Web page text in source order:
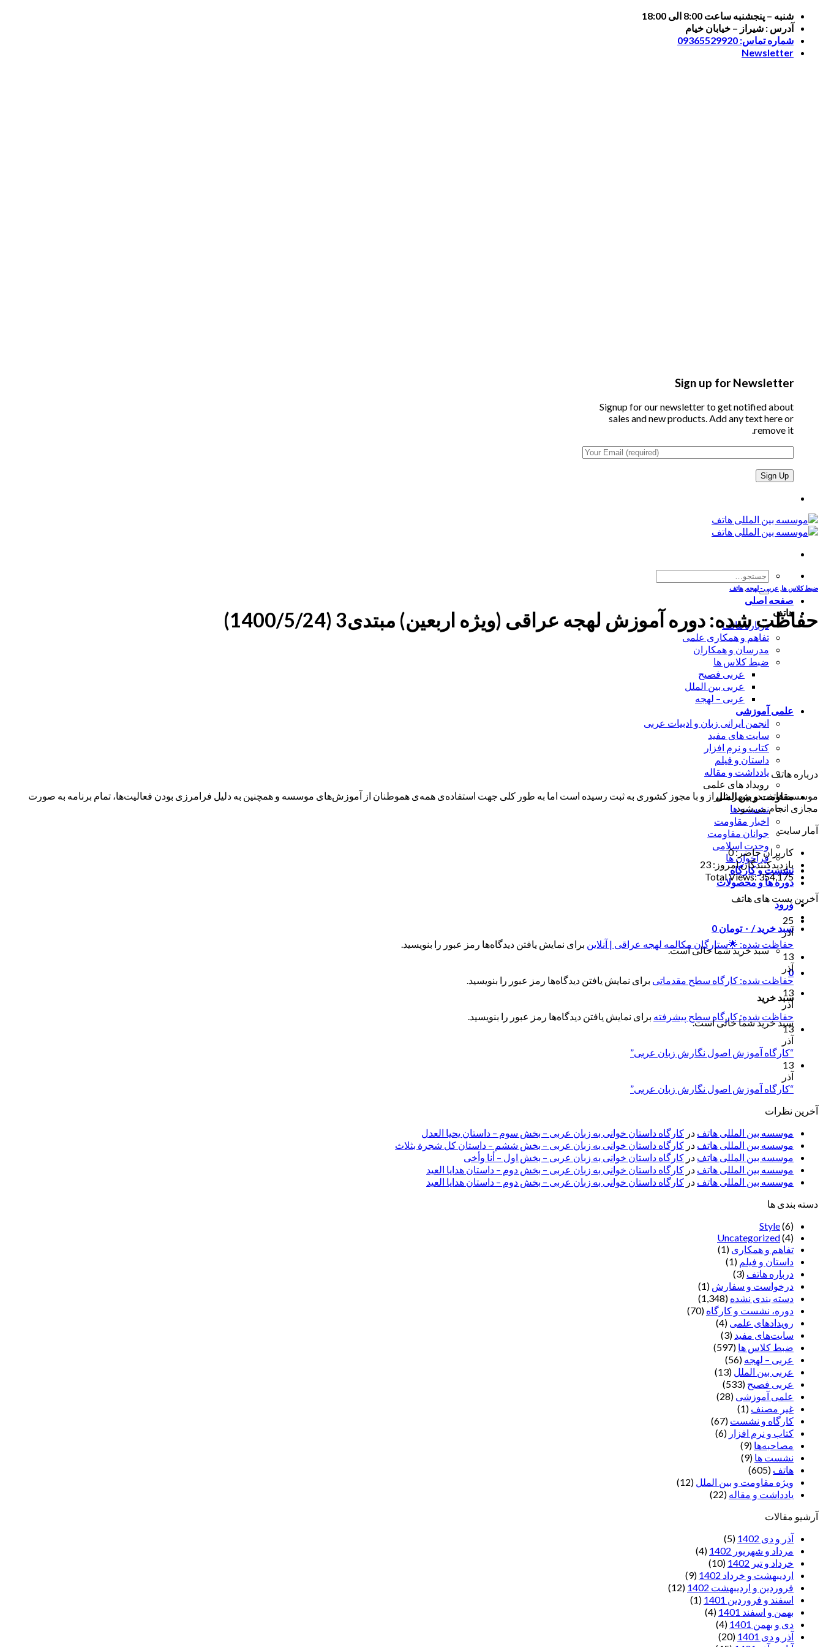
Skip
content
شنبه – پنجشنبه ساعت 8:00 الی 18:00
آدرس : شیراز – خیابان خیام
شماره تماس: 09365529920
Newsletter
Sign up for Newsletter
Signup for our newsletter to get notified about
sales and new products. Add any text here or
remove it.
جستجو
برای:
صفحه اصلی
هاتف
درباره هاتف
تفاهم و همکاری علمی
مدرسان و همکاران
ضبط کلاس ها
عربی فصیح
عربی بین الملل
عربی – لهجه
علمی آموزشی
انجمن ایرانی زبان و ادبیات عربی
سایت های مفید
کتاب و نرم افزار
داستان و فیلم
یادداشت و مقاله
رویداد های علمی
مقاومت و بین الملل
نشست ها
اخبار مقاومت
جوانان مقاومت
وحدت اسلامی
فراخوان ها
نشست و کارگاه
دوره ها و محصولات
ورود
سبد خرید / ۰ تومان 0
سبد خرید شما خالی است.
0
سبد خرید
سبد خرید شما خالی است.
ضبط کلاس ها عربی - لهجه هاتف
حفاظت شده: دوره آموزش لهجه عراقی (ویژه اربعین) مبتدی3 (1400/5/24)
درباره هاتف
موسسه هاتف در شهر شیراز و با مجوز کشوری به ثبت رسیده است اما به طور کلی جهت استفاده‌ی همه‌ی هموطنان از آموزش‌های موسسه و همچنین به دلیل فرامرزی بودن فعالیت‌ها، تمام برنامه به صورت
مجازی انجام می‌شود.
آمار سایت
کاربران حاضر:0
بازدیدکنندگان امروز: 23
Total Views:354,175
آخرین پست های هاتف
25
آذر
حفاظت شده: 🌟ستارگان مکالمه لهجه عراقی | آنلاین برای نمایش یافتن دیدگاه‌ها رمز عبور را بنویسید.
13
آذر
حفاظت شده: کارگاه سطح مقدماتی برای نمایش یافتن دیدگاه‌ها رمز عبور را بنویسید.
13
آذر
حفاظت شده: کارگاه سطح پیشرفته برای نمایش یافتن دیدگاه‌ها رمز عبور را بنویسید.
13
آذر
“کارگاه آموزش اصول نگارش زبان عربی”
13
آذر
“کارگاه آموزش اصول نگارش زبان عربی”
آخرین نظرات
موسسه بین المللی هاتف در کارگاه داستان خوانی به زبان عربی – بخش سوم – داستان یحیا العدل
موسسه بین المللی هاتف در کارگاه داستان خوانی به زبان عربی – بخش ششم – داستان کل شجرة بثلاث
موسسه بین المللی هاتف در کارگاه داستان خوانی به زبان عربی – بخش اول – أنا وأخی
موسسه بین المللی هاتف در کارگاه داستان خوانی به زبان عربی – بخش دوم – داستان هدایا العید
موسسه بین المللی هاتف در کارگاه داستان خوانی به زبان عربی – بخش دوم – داستان هدایا العید
دسته بندی ها
Style(6)
Uncategorized(4)
تفاهم و همکاری (1)
داستان و فیلم (1)
درباره هاتف (3)
درخواست و سفارش (1)
دسته بندی نشده (1,348)
دوره، نشست و کارگاه (70)
رویدادهای علمی (4)
سایت‌های مفید (3)
ضبط کلاس ها (597)
عربی – لهجه (56)
عربی بین الملل (13)
عربی فصیح (533)
علمی آموزشی (28)
غير مصنف (1)
کارگاه و نشست (67)
کتاب و نرم افزار (6)
مصاحبه‌ها (9)
نشست ها (9)
هاتف (605)
ویژه مقاومت و بین الملل (12)
یادداشت‌ و مقاله (22)
آرشیو مقالات
آذر و دی 1402
(5)
مرداد و شهریور 1402
(4)
خرداد و تیر 1402
(10)
اردیبهشت و خرداد 1402
(9)
فروردین و اردیبهشت 1402
(12)
اسفند و فروردین 1401
(1)
بهمن و اسفند 1401
(4)
دی و بهمن 1401
(4)
آذر و دی 1401
(20)